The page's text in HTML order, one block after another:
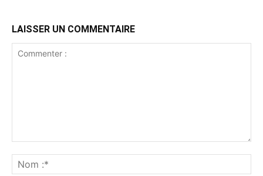
LAISSER UN COMMENTAIRE